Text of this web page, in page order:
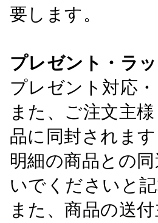
要します。
プレゼント・ラ
プレゼント対応
また、ご注文主
品に同封されます
明細の商品との
いでくださいと
また、商品の送